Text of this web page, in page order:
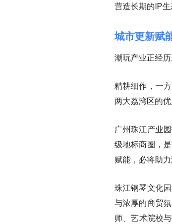
营造长期的IP
城市更新赋
潮玩产业正经历
精耕细作，一
两大荔湾区的
广州珠江产业
级地标商圈，
赋能，必将助
珠江钢琴文化
与浓厚的商贸
师、艺术院校